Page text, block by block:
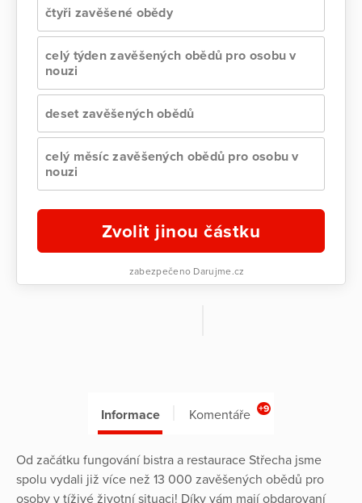
čtyři zavěšené obědy
celý týden zavěšených obědů pro osobu v
nouzi
deset zavěšených obědů
celý měsíc zavěšených obědů pro osobu v
nouzi
Zvolit jinou částku
zabezpečeno Darujme.cz
Informace Komentáře +9
Od začátku fungování bistra a restaurace Střecha jsme
spolu vydali již více než 13 000 zavěšených obědů pro
osoby v tíživé životní situaci! Díky vám mají obdarovaní